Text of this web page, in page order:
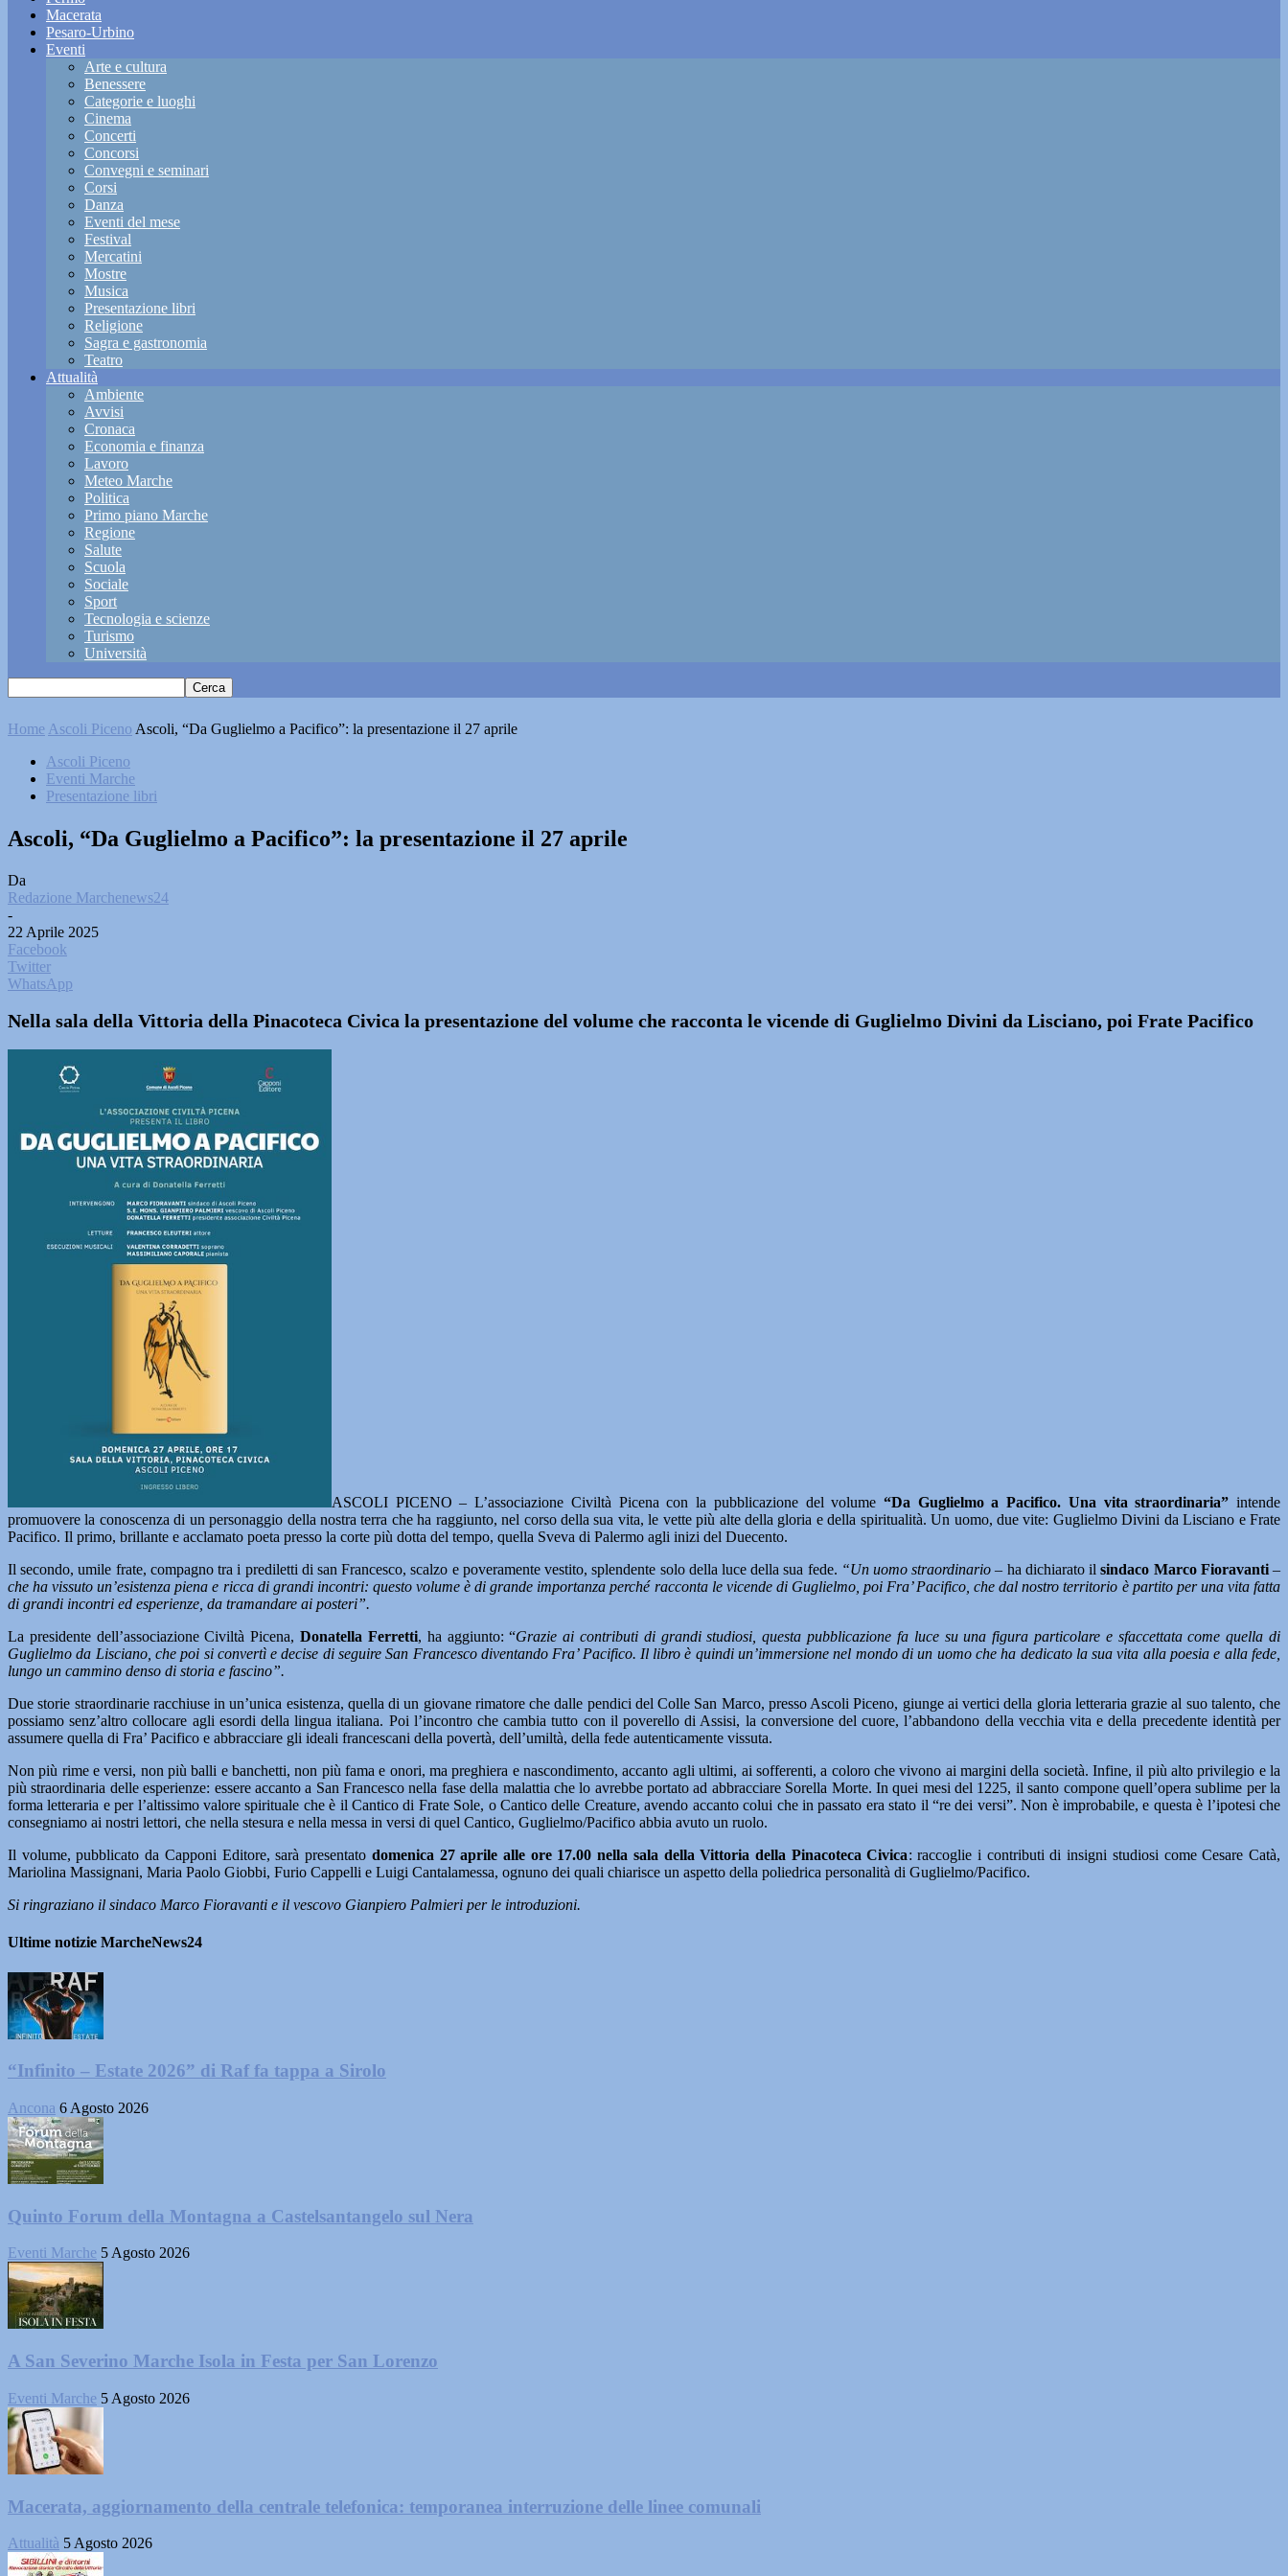
Macerata
Pesaro-Urbino
Eventi
Arte e cultura
Benessere
Categorie e luoghi
Cinema
Concerti
Concorsi
Convegni e seminari
Corsi
Danza
Eventi del mese
Festival
Mercatini
Mostre
Musica
Presentazione libri
Religione
Sagra e gastronomia
Teatro
Attualità
Ambiente
Avvisi
Cronaca
Economia e finanza
Lavoro
Meteo Marche
Politica
Primo piano Marche
Regione
Salute
Scuola
Sociale
Sport
Tecnologia e scienze
Turismo
Università
Home Ascoli Piceno Ascoli, “Da Guglielmo a Pacifico”: la presentazione il 27 aprile
Ascoli Piceno
Eventi Marche
Presentazione libri
Ascoli, “Da Guglielmo a Pacifico”: la presentazione il 27 aprile
Da
Redazione Marchenews24
-
22 Aprile 2025
Facebook
Twitter
WhatsApp
Nella sala della Vittoria della Pinacoteca Civica la presentazione del volume che racconta le vicende di Guglielmo Divini da Lisciano, poi Frate Pacifico
ASCOLI PICENO – L’associazione Civiltà Picena con la pubblicazione del volume “Da Guglielmo a Pacifico. Una vita straordinaria” intende
promuovere la conoscenza di un personaggio della nostra terra che ha raggiunto, nel corso della sua vita, le vette più alte della gloria e della spiritualità. Un uomo, due vite: Guglielmo Divini da Lisciano e Frate
Pacifico. Il primo, brillante e acclamato poeta presso la corte più dotta del tempo, quella Sveva di Palermo agli inizi del Duecento.
Il secondo, umile frate, compagno tra i prediletti di san Francesco, scalzo e poveramente vestito, splendente solo della luce della sua fede. “Un uomo straordinario – ha dichiarato ilsindaco Marco Fioravanti–
che ha vissuto un’esistenza piena e ricca di grandi incontri: questo volume è di grande importanza perché racconta le vicende di Guglielmo, poi Fra’ Pacifico, che dal nostro territorio è partito per una vita fatta
di grandi incontri ed esperienze, da tramandare ai posteri”.
La presidente dell’associazione Civiltà Picena,Donatella Ferretti, ha aggiunto: “Grazie ai contributi di grandi studiosi, questa pubblicazione fa luce su una figura particolare e sfaccettata come quella di
Guglielmo da Lisciano, che poi si convertì e decise di seguire San Francesco diventando Fra’ Pacifico. Il libro è quindi un’immersione nel mondo di un uomo che ha dedicato la sua vita alla poesia e alla fede,
lungo un cammino denso di storia e fascino”.
Due storie straordinarie racchiuse in un’unica esistenza, quella di un giovane rimatore che dalle pendici del Colle San Marco, presso Ascoli Piceno, giunge ai vertici della gloria letteraria grazie al suo talento, che
possiamo senz’altro collocare agli esordi della lingua italiana. Poi l’incontro che cambia tutto con il poverello di Assisi, la conversione del cuore, l’abbandono della vecchia vita e della precedente identità per
assumere quella di Fra’ Pacifico e abbracciare gli ideali francescani della povertà, dell’umiltà, della fede autenticamente vissuta.
Non più rime e versi, non più balli e banchetti, non più fama e onori, ma preghiera e nascondimento, accanto agli ultimi, ai sofferenti, a coloro che vivono ai margini della società. Infine, il più alto privilegio e la
più straordinaria delle esperienze: essere accanto a San Francesco nella fase della malattia che lo avrebbe portato ad abbracciare Sorella Morte. In quei mesi del 1225, il santo compone quell’opera sublime per la
forma letteraria e per l’altissimo valore spirituale che è il Cantico di Frate Sole, o Cantico delle Creature, avendo accanto colui che in passato era stato il “re dei versi”. Non è improbabile, e questa è l’ipotesi che
consegniamo ai nostri lettori, che nella stesura e nella messa in versi di quel Cantico, Guglielmo/Pacifico abbia avuto un ruolo.
Il volume, pubblicato da Capponi Editore, sarà presentato domenica 27 aprile alle ore 17.00 nella sala della Vittoria della Pinacoteca Civica: raccoglie i contributi di insigni studiosi come Cesare Catà,
Mariolina Massignani, Maria Paolo Giobbi, Furio Cappelli e Luigi Cantalamessa, ognuno dei quali chiarisce un aspetto della poliedrica personalità di Guglielmo/Pacifico.
Si ringraziano il sindaco Marco Fioravanti e il vescovo Gianpiero Palmieri per le introduzioni.
Ultime notizie MarcheNews24
“Infinito – Estate 2026” di Raf fa tappa a Sirolo
Ancona 6 Agosto 2026
Quinto Forum della Montagna a Castelsantangelo sul Nera
Eventi Marche 5 Agosto 2026
A San Severino Marche Isola in Festa per San Lorenzo
Eventi Marche 5 Agosto 2026
Macerata, aggiornamento della centrale telefonica: temporanea interruzione delle linee comunali
Attualità 5 Agosto 2026